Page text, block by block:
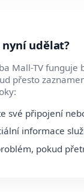
nyní udělat?
Mall-TV funguje
přesto
své připojení
informace
pokud